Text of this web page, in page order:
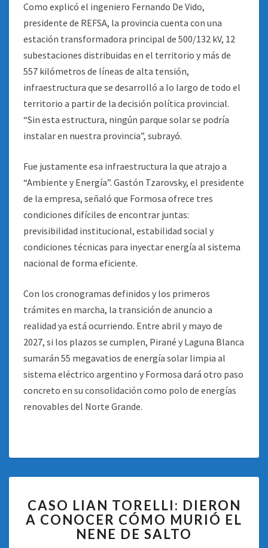
Como explicó el ingeniero Fernando De Vido,
presidente de REFSA, la provincia cuenta con una
estación transformadora principal de 500/132 kV, 12
subestaciones distribuidas en el territorio y más de
557 kilómetros de líneas de alta tensión,
infraestructura que se desarrolló a lo largo de todo el
territorio a partir de la decisión política provincial.
“Sin esta estructura, ningún parque solar se podría
instalar en nuestra provincia”, subrayó.
Fue justamente esa infraestructura la que atrajo a
“Ambiente y Energía”. Gastón Tzarovsky, el presidente
de la empresa, señaló que Formosa ofrece tres
condiciones difíciles de encontrar juntas:
previsibilidad institucional, estabilidad social y
condiciones técnicas para inyectar energía al sistema
nacional de forma eficiente.
Con los cronogramas definidos y los primeros
trámites en marcha, la transición de anuncio a
realidad ya está ocurriendo. Entre abril y mayo de
2027, si los plazos se cumplen, Pirané y Laguna Blanca
sumarán 55 megavatios de energía solar limpia al
sistema eléctrico argentino y Formosa dará otro paso
concreto en su consolidación como polo de energías
renovables del Norte Grande.
LIAN
TORELLI:
DIERON
CASO LIAN TORELLI: DIERON
A CONOCER CÓMO MURIÓ EL
NENE DE SALTO